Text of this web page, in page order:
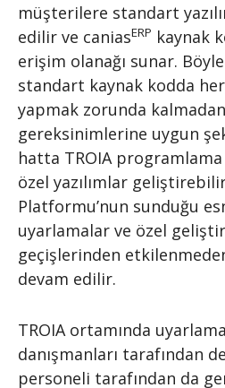
müşterilere standart
edilir ve caniasERP kaynak
erişim olanağı sunar.
standart kaynak kodda
yapmak zorunda
gereksinimlerine uygun
hatta TROIA
özel yazılımlar
Platformu’nun sunduğu
uyarlamalar ve özel
geçişlerinden
devam edilir.
TROIA ortamında
danışmanları tarafından
personeli tarafından da